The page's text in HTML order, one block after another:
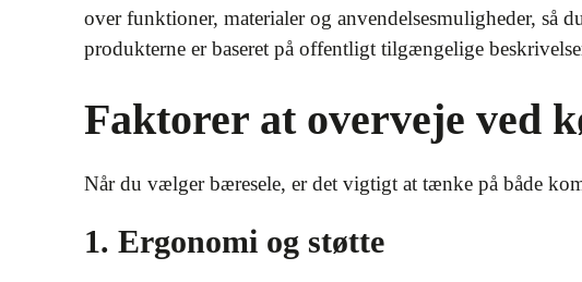
over funktioner, materialer og anvendelsesmuligheder, så
produkterne er baseret på offentligt tilgængelige
Faktorer at overveje ved
Når du vælger bæresele, er det vigtigt at tænke på både
1. Ergonomi og støtte